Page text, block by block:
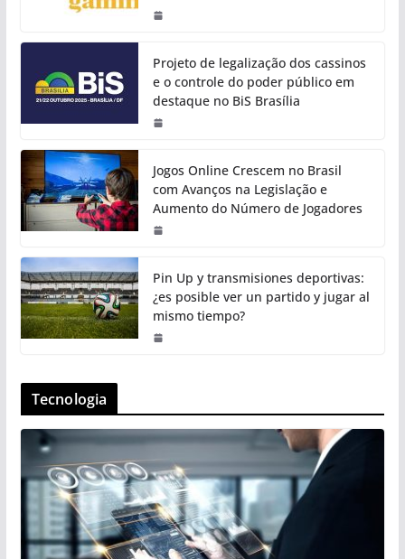
Projeto de legalização dos cassinos
e o controle do poder público em
destaque no BiS Brasília
Jogos Online Crescem no Brasil
com Avanços na Legislação e
Aumento do Número de Jogadores
Pin Up y transmisiones deportivas:
¿es posible ver un partido y jugar al
mismo tiempo?
Tecnologia